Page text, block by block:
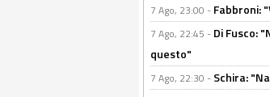
7 Ago, 23:00 - Fabbroni:
7 Ago, 22:45 - Di Fusco:
questo"
7 Ago, 22:30 - Schira: